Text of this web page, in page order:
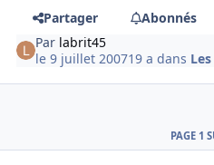
Partager
Abonnés
Par labrit45
le 9 juillet 200719 a dans
PAGE 1